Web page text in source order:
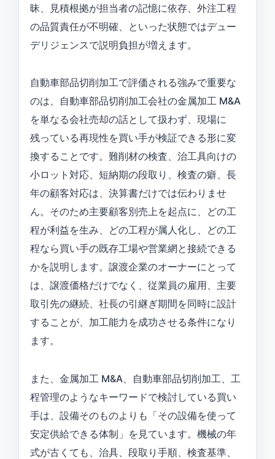
昧、見積根拠が担当者の記憶に依存、外注工程
の品質責任が不明確、といった状態ではデュー
デリジェンスで説明負担が増えます。
自動車部品切削加工で評価される強みで重要な
のは、自動車部品切削加工会社の金属加工 M&A
を単なる会社売却の話として扱わず、現場に
残っている再現性を買い手が検証できる形に変
換することです。難削材の検査、治工具向けの
小ロット対応、短納期の段取り、検査の癖、長
年の顧客対応は、決算書だけでは伝わりませ
ん。そのため主要顧客別売上を起点に、どの工
程が利益を生み、どの工程が属人化し、どの工
程なら買い手の既存工場や営業網と接続できる
かを説明します。譲渡企業のオーナーにとって
は、譲渡価格だけでなく、従業員の雇用、主要
取引先の継続、社長の引継ぎ期間を同時に設計
することが、加工能力を成功させる条件になり
ます。
また、金属加工 M&A、自動車部品切削加工、工
程管理のようなキーワードで検討している買い
手は、設備そのものよりも「その設備を使って
安定供給できる体制」を見ています。機械の年
式が古くても、治具、段取り手順、検査基準、